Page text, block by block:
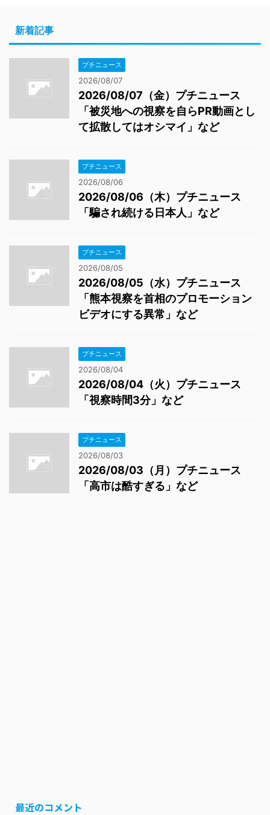
新着記事
プチニュース
2026/08/07
2026/08/07（金）プチニュース
「被災地への視察を自らPR動画とし
て拡散してはオシマイ」など
プチニュース
2026/08/06
2026/08/06（木）プチニュース
「騙され続ける日本人」など
プチニュース
2026/08/05
2026/08/05（水）プチニュース
「熊本視察を首相のプロモーション
ビデオにする異常」など
プチニュース
2026/08/04
2026/08/04（火）プチニュース
「視察時間3分」など
プチニュース
2026/08/03
2026/08/03（月）プチニュース
「高市は酷すぎる」など
最近のコメント